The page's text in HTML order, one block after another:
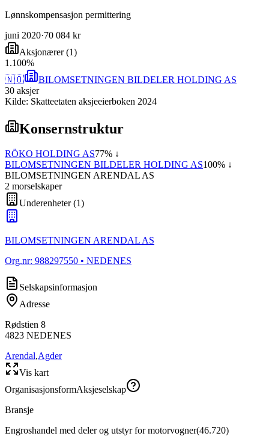
Lønnskompensasjon permittering
juni 2020·70 084 kr
Aksjonærer(1)
1 .100%
🇳🇴
BILOMSETNINGEN BILDELER HOLDING AS
30 aksjer
Kilde: Skatteetaten aksjeeierboken 2024
Konsernstruktur
RÖKO HOLDING AS77% ↓
BILOMSETNINGEN BILDELER HOLDING AS100% ↓
BILOMSETNINGEN ARENDAL AS
2 morselskaper
Underenheter(1)
BILOMSETNINGEN ARENDAL AS
Org.nr: 988297550 • NEDENES
Selskapsinformasjon
Adresse
Rødstien 8
4823 NEDENES
Arendal,Agder
Vis kart
OrganisasjonsformAksjeselskap
Bransje
Engroshandel med deler og utstyr for motorvogner(46.720)